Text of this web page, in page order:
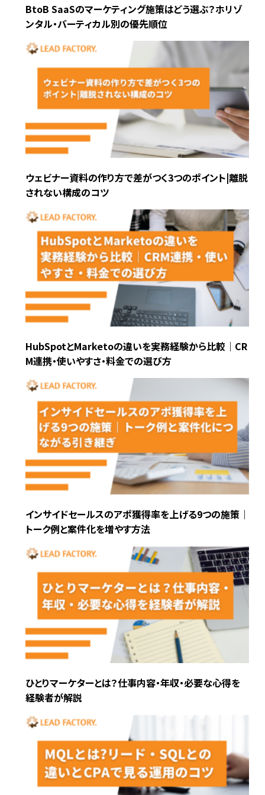
BtoB SaaSのマーケティング施策はどう選ぶ？ホリゾ
ンタル・バーティカル別の優先順位
ウェビナー資料の作り方で差がつく3つのポイント|離脱
されない構成のコツ
HubSpotとMarketoの違いを実務経験から比較｜CR
M連携・使いやすさ・料金での選び方
インサイドセールスのアポ獲得率を上げる9つの施策｜
トーク例と案件化を増やす方法
ひとりマーケターとは？仕事内容・年収・必要な心得を
経験者が解説